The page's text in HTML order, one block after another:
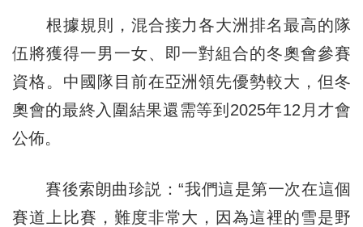
根據規則，混合接力各大洲排名最高的隊
伍將獲得一男一女、即一對組合的冬奧會參賽
資格。中國隊目前在亞洲領先優勢較大，但冬
奧會的最終入圍結果還需等到2025年12月才會
公佈。
賽後索朗曲珍説：“我們這是第一次在這個
賽道上比賽，難度非常大，因為這裡的雪是野